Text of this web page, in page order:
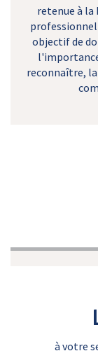
retenue à la
objectif de
reconnaître,
à votre